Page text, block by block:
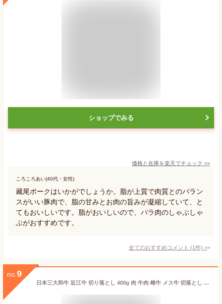
ショップでみる
価格と在庫を楽天でチェック >>
ころころあい(40代・女性)
藏尾ポークはいかがでしょうか。脂が上質で肉質とのバラン
スがいい豚肉で、脂の甘みとお肉の旨みが凝縮していて、と
てもおいしいです。脂がおいしいので、バラ肉のしゃぶしゃ
ぶがおすすめです。
全てのおすすめコメント (1件) >
no. 9
日本三大和牛 近江牛 切り落とし 400g 肉 牛肉 雌牛 メス牛 切落とし 黒毛和牛 国産 A5 A4 等級 ランク ブランド牛 銘柄牛 牛 すき焼き しゃぶしゃぶ 焼肉 ギフト 家庭用 贈答 プレゼント 年末 正月 滋賀 近江